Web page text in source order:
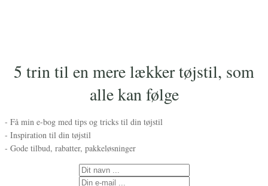
5 trin til en mere lækker tøjstil, som
alle kan følge
- Få min e-bog med tips og tricks til din tøjstil
- Inspiration til din tøjstil
- Gode tilbud, rabatter, pakkeløsninger